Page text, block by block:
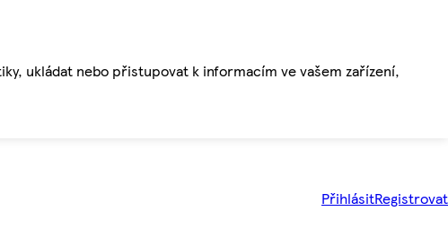
ukládat nebo přistupovat k informacím ve vašem zařízení,
PřihlásitRegistrovat